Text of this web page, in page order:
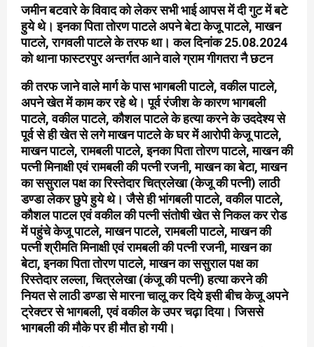
जमीन बटवारे के विवाद को लेकर सभी भाई आपस में दी गुट में बटे
हुये थे। इनका पिता तोरण पाटले अपने बेटा केजू पाटले, माखन
पाटले, रागवली पाटले के तरफ था। कल दिनांक 25.08.2024
को थाना फास्टरपुर अन्तर्गत आने वाले ग्राम गीगतरा नै छटन
की तरफ जाने वाले मार्ग के पास भागबली पाटले, वकील पाटले,
अपने खेत में काम कर रहे थे। पूर्व रंजीश के कारण भागबली
पाटले, वकील पाटले, कौशल पाटले के हत्या करने के उददेश्य से
पूर्व से ही खेत से लगे माखन पाटले के घर में आरोपी केजू पाटले,
माखन पाटले, रामबली पाटले, इनका पिता तोरण पाटले, माखन की
पत्नी मिनाक्षी एवं रामबली की पत्नी रजनी, माखन का बेटा, माखन
का ससुराल पक्ष का रिस्तेदार चित्रलेखा (केजू की पत्नी) लाठी
डण्डा लेकर छुपे हुये थे। जैसे ही भांगबली पाटले, वकील पाटले,
कौशल पाटल एवं वकील की पत्नी संतोषी खेत से निकल कर रोड
में पहुंचे केजू पाटले, माखन पाटले, रामबली पाटले, माखन की
पत्नी श्रीमति मिनाक्षी एवं रामबली की पत्नी रजनी, माखन का
बेटा, इनका पिता तोरण पाटले, माखन का ससुराल पक्ष का
रिस्तेदार लल्ला, चित्रलेखा (कंजू की पत्नी) हत्या करने की
नियत से लाठी डण्डा से मारना चालू कर दिये इसी बीच केजू अपने
ट्रेक्टर से भागबली, एवं वकील के उपर चढ़ा दिया। जिससे
भागबली की मौके पर ही मौत हो गयी।